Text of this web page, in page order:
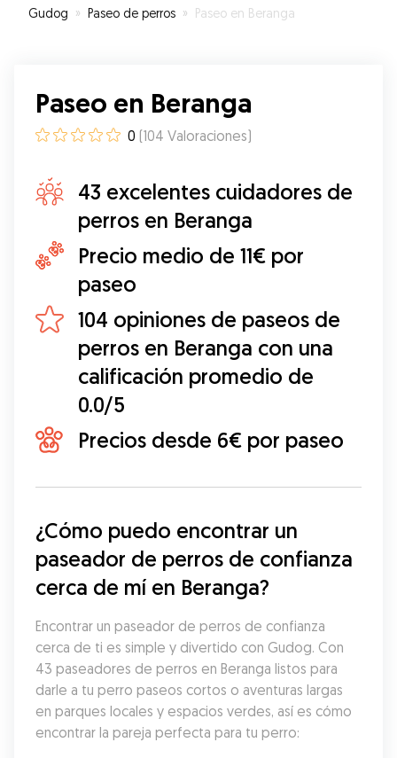
Gudog » Paseo de perros » Paseo en Beranga
Paseo en Beranga
0 (104 Valoraciones)
43 excelentes cuidadores de
perros en Beranga
Precio medio de 11€ por
paseo
104 opiniones de paseos de
perros en Beranga con una
calificación promedio de
0.0/5
Precios desde 6€ por paseo
¿Cómo puedo encontrar un
paseador de perros de confianza
cerca de mí en Beranga?
Encontrar un paseador de perros de confianza
cerca de ti es simple y divertido con Gudog. Con
43 paseadores de perros en Beranga listos para
darle a tu perro paseos cortos o aventuras largas
en parques locales y espacios verdes, así es cómo
encontrar la pareja perfecta para tu perro: